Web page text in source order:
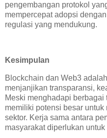
pengembangan protokol
mempercepat adopsi
regulasi yang mendukung.
Kesimpulan
Blockchain dan Web3
menjanjikan transparansi,
Meski menghadapi
memiliki potensi besar
sektor. Kerja sama antara
masyarakat diperlukan